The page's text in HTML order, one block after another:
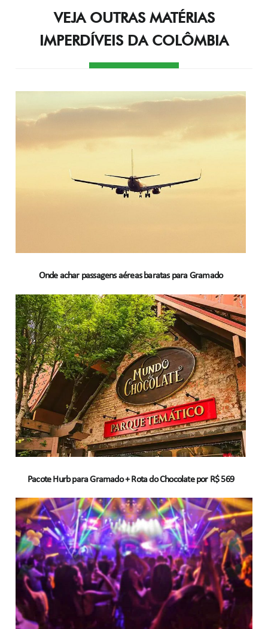
VEJA OUTRAS MATÉRIAS
IMPERDÍVEIS DA COLÔMBIA
Onde achar passagens aéreas baratas para Gramado
Pacote Hurb para Gramado + Rota do Chocolate por R$ 569